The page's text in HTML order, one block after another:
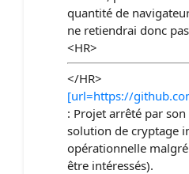
quantité de
ne retiendrai donc
<HR>
</HR>
[url=https://
: Projet arrêté par
solution de cryptage
opérationnelle
être intéressés).